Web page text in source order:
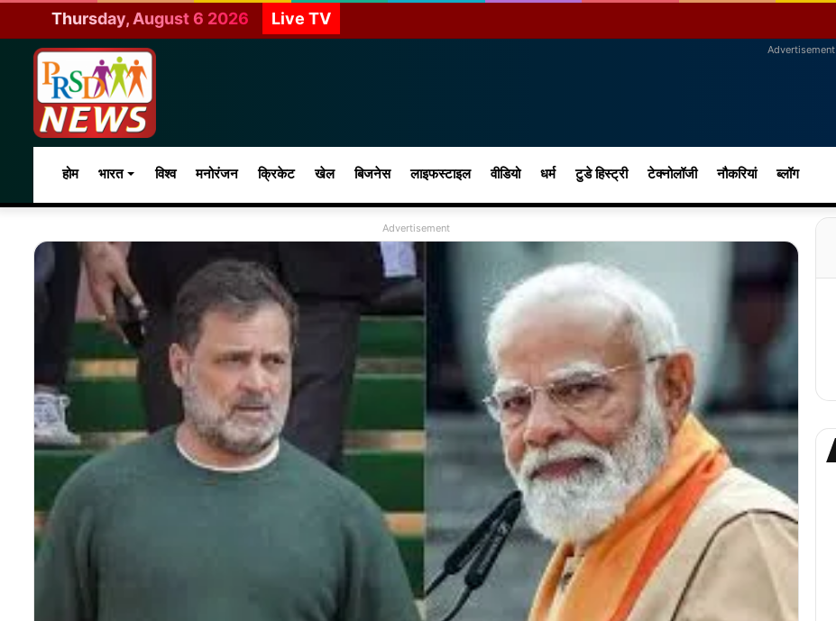
Thursday, August 6 2026 Live TV
Advertisement
होम भारत विश्व मनोरंजन क्रिकेट खेल बिजनेस लाइफस्टाइल वीडियो धर्म टुडे हिस्ट्री टेक्नोलॉजी नौकरियां ब्लॉग
Advertisement